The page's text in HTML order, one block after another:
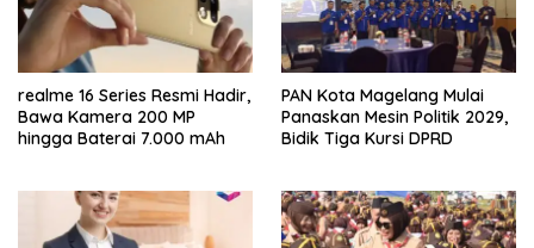
realme 16 Series Resmi Hadir,
Bawa Kamera 200 MP
hingga Baterai 7.000 mAh
PAN Kota Magelang Mulai
Panaskan Mesin Politik 2029,
Bidik Tiga Kursi DPRD